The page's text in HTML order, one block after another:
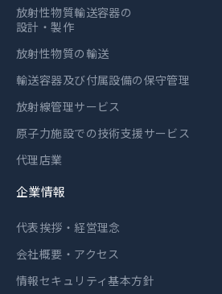
放射性物質輸送容器の
設計・製作
放射性物質の輸送
輸送容器及び付属設備の保守管理
放射線管理サービス
原子力施設での技術支援サービス
代理店業
企業情報
代表挨拶・経営理念
会社概要・アクセス
情報セキュリティ基本方針